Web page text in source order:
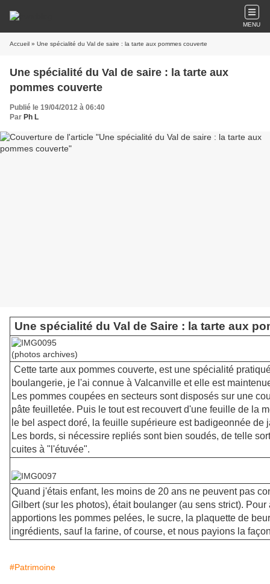
MENU
Accueil » Une spécialité du Val de saire : la tarte aux pommes couverte
Une spécialité du Val de saire : la tarte aux
pommes couverte
Publié le 19/04/2012 à 06:40
Par Ph L
Une spécialité du Val de Saire : la tarte aux
(photos archives)
Cette tarte aux pommes couverte, est une spécialité
boulangerie, je l'ai connue à Valcanville et elle est
Les pommes coupées en secteurs sont disposés sur une
pâte feuilletée. Puis le tout est recouvert d'une feuille de la
le bel aspect doré, la feuille supérieure est badigeonnée de
Les bords, si nécessire repliés sont bien soudés, de telle
cuites à "l'étuvée".
Quand j'étais enfant, les moins de 20 ans ne peuvent pas
Gilbert (sur les photos), était boulanger (au sens strict).
apportions les pommes pelées, le sucre, la plaquette de
ingrédients, sauf la farine, of course, et nous payions la
#Patrimoine